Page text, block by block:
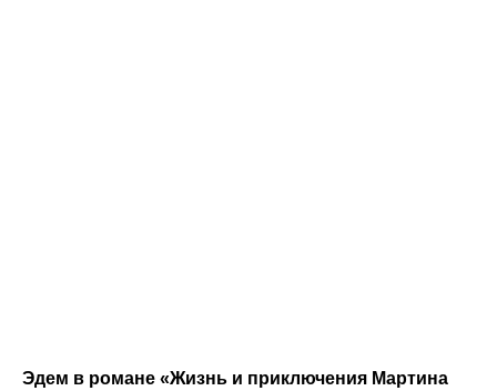
Эдем в романе «Жизнь и приключения Мартина